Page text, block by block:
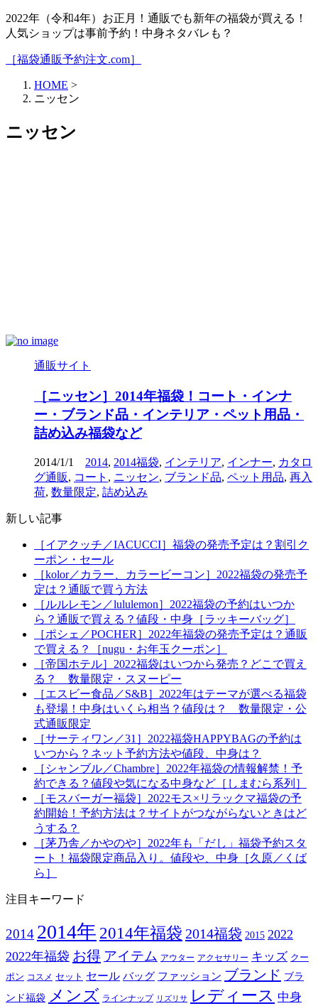
2022年（令和4年）お正月！通販でも新年の福袋が買える！
人気ショップは事前予約！中身ネタバレも？
［福袋通販予約注文.com］
HOME >
ニッセン
ニッセン
通販サイト
［ニッセン］2014年福袋！コート・インナ
ー・ブランド品・インテリア・ペット用品・
詰め込み福袋など
2014/1/1 2014, 2014福袋, インテリア, インナー, カタロ
グ通販, コート , ニッセン, ブランド品, ペット用品, 再入
荷, 数量限定, 詰め込み
新しい記事
［イアクッチ／IACUCCI］福袋の発売予定は？割引ク
ーポン・セール
［kolor／カラー、カラービーコン］2022福袋の発売予
定は？通販で買う方法
［ルルレモン／lululemon］2022福袋の予約はいつか
ら？通販で買える？値段・中身［ラッキーバッグ］
［ポシェ／POCHER］2022年福袋の発売予定は？通販
で買える？［nugu・お年玉クーポン］
［帝国ホテル］2022福袋はいつから発売？どこで買え
る？ 数量限定・スヌーピー
［エスビー食品／S&B］2022年はテーマが選べる福袋
も登場！中身はいくら相当？値段は？ 数量限定・公
式通販限定
［サーティワン／31］2022福袋HAPPYBAGの予約は
いつから？ネット予約方法や値段、中身は？
［シャンブル／Chambre］2022年福袋の情報解禁！予
約できる？値段や気になる中身など［しまむら系列］
［モスバーガー福袋］2022モス×リラックマ福袋の予
約開始！予約方法は？サイトがつながらないときはど
うする？
［茅乃舎／かやのや］2022年も「だし」福袋予約スタ
ート！福袋限定商品入り。値段や、中身［久原／くば
ら］
注目キーワード
2014 2014年 2014年福袋 2014福袋 2015 2022
2022年福袋 お得 アイテム アウター アクセサリー キッズ クー
ポン コスメ セット セール バッグ ファッション ブランド ブラ
ンド福袋 メンズ ラインナップ リズリサ レディース 中身